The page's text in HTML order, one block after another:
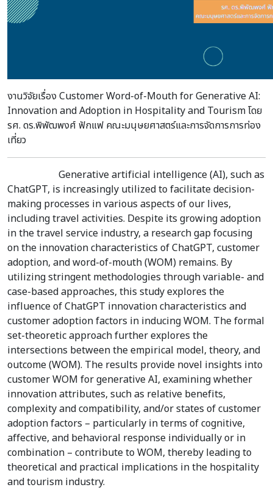
งานวิจัยเรื่อง Customer Word-of-Mouth for Generative AI:
Innovation and Adoption in Hospitality and Tourism โดย
รศ. ดร.พิพัฒพงศ์ ฟักแฟ คณะมนุษยศาสตร์และการจัดการการท่อง
เที่ยว
Generative artificial intelligence (AI), such as
ChatGPT, is increasingly utilized to facilitate decision-
making processes in various aspects of our lives,
including travel activities. Despite its growing adoption
in the travel service industry, a research gap focusing
on the innovation characteristics of ChatGPT, customer
adoption, and word-of-mouth (WOM) remains. By
utilizing stringent methodologies through variable- and
case-based approaches, this study explores the
influence of ChatGPT innovation characteristics and
customer adoption factors in inducing WOM. The formal
set-theoretic approach further explores the
intersections between the empirical model, theory, and
outcome (WOM). The results provide novel insights into
customer WOM for generative AI, examining whether
innovation attributes, such as relative benefits,
complexity and compatibility, and/or states of customer
adoption factors – particularly in terms of cognitive,
affective, and behavioral response individually or in
combination – contribute to WOM, thereby leading to
theoretical and practical implications in the hospitality
and tourism industry.